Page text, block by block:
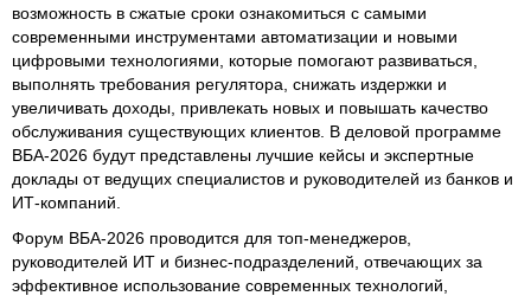
возможность в сжатые сроки ознакомиться с самыми
современными инструментами автоматизации и новыми
цифровыми технологиями, которые помогают развиваться,
выполнять требования регулятора, снижать издержки и
увеличивать доходы, привлекать новых и повышать качество
обслуживания существующих клиентов. В деловой программе
ВБА-2026 будут представлены лучшие кейсы и экспертные
доклады от ведущих специалистов и руководителей из банков и
ИТ-компаний.
Форум ВБА-2026 проводится для топ-менеджеров,
руководителей ИТ и бизнес-подразделений, отвечающих за
эффективное использование современных технологий,